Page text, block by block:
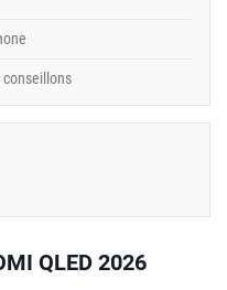
conseillons
QLED 2026